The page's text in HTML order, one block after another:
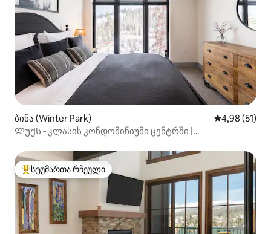
ბინა (Winter Park) საშუალო
4,98 (51)
Ლუქს ‑ კლასის კონდომინიუმი ცენტრში |
სტუმართა რჩეული მოწინავე ვარიანტი
სტუმართა რჩეული